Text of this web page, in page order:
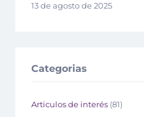
13 de agosto de 2025
Categorias
Articulos de interés (81)